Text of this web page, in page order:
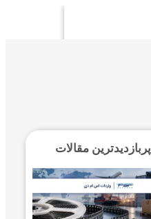
پربازدیدترین مقالات